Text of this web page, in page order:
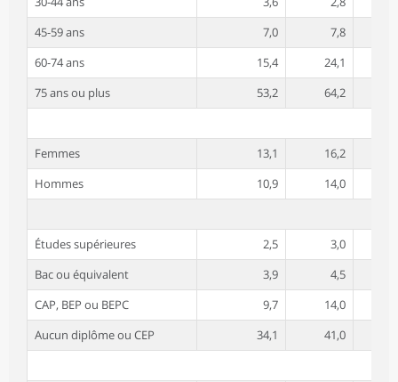
45-59 ans
7,0
7,8
60-74 ans
15,4
24,1
75 ans ou plus
53,2 64,2
Femmes 13,1
16,2
Hommes
10,9 14,0
Études supérieures 2,5
3,0
Bac ou équivalent
3,9
4,5
CAP, BEP ou BEPC
9,7
14,0
Aucun diplôme ou CEP
34,1 41,0